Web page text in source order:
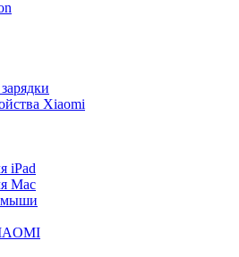
Xiaomi
iPad
Mac
мыши